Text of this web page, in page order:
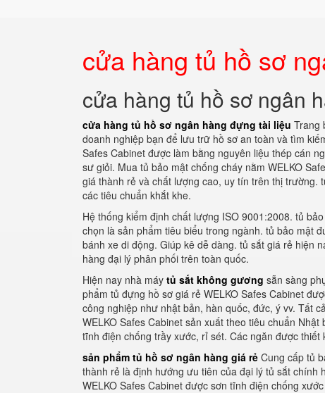
cửa hàng tủ hồ sơ
cửa hàng tủ hồ sơ ngân
cửa hàng tủ hồ sơ ngân hàng đựng tài liệu Trang
doanh nghiệp bạn để lưu trữ hồ sơ an toàn và tìm
Safes Cabinet được làm bằng nguyên liệu thép cán
sư giỏi. Mua tủ bảo mật chống cháy nằm WELKO
giá thành rẻ và chất lượng cao, uy tín trên thị trường.
các tiêu chuẩn khắt khe.
Hệ thống kiểm định chất lượng ISO 9001:2008. tủ
chọn là sản phẩm tiêu biểu trong ngành. tủ bảo mật
bánh xe di động. Giúp kê dễ dàng. tủ sắt giá rẻ hiện
hàng đại lý phân phối trên toàn quốc.
Hiện nay nhà máy tủ sắt không gương sẵn sàng
phẩm tủ đựng hồ sơ giá rẻ WELKO Safes Cabinet
công nghiệp như nhật bản, hàn quốc, đức, ý vv. Tất
WELKO Safes Cabinet sản xuất theo tiêu chuẩn
tĩnh điện chống trầy xước, rỉ sét. Các ngăn được
sản phẩm tủ hồ sơ ngân hàng giá rẻ Cung cấp tủ
thành rẻ là định hướng ưu tiên của đại lý tủ sắt chính
WELKO Safes Cabinet được sơn tĩnh điện chống